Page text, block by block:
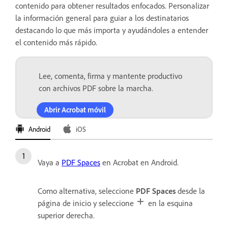
contenido para obtener resultados enfocados. Personalizar
la información general para guiar a los destinatarios
destacando lo que más importa y ayudándoles a entender
el contenido más rápido.
Lee, comenta, firma y mantente productivo
con archivos PDF sobre la marcha.
Abrir Acrobat móvil
Android iOS
Vaya a PDF Spaces en Acrobat en Android.
Como alternativa, seleccione PDF Spaces desde la
página de inicio y seleccione
en la esquina
superior derecha.